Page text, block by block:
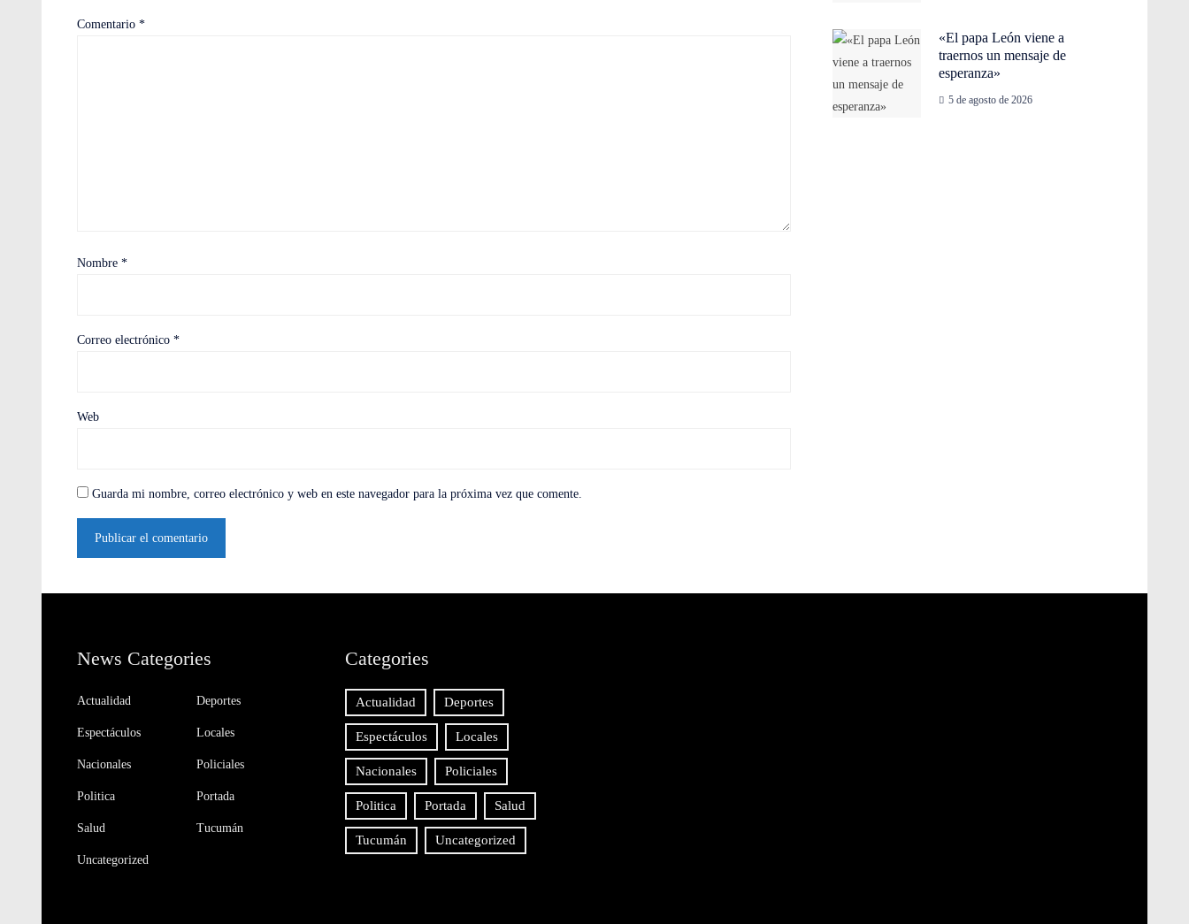
Comentario *
Nombre *
Correo electrónico *
Web
Guarda mi nombre, correo electrónico y web en este navegador para la próxima vez que comente.
«El papa León viene a
traernos un mensaje de
esperanza»
5 de agosto de 2026
News Categories
Actualidad Deportes
Espectáculos Locales
Nacionales Policiales
Politica Portada
Salud Tucumán
Uncategorized
Categories
Actualidad Deportes
Espectáculos Locales
Nacionales Policiales
Politica Portada Salud
Tucumán Uncategorized